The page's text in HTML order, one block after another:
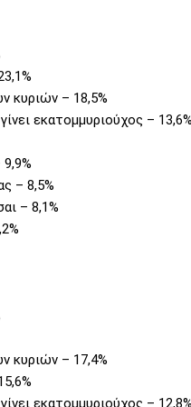
κυριών – 18,5%
εκατομμυριούχος –
– 8,5%
– 8,1%
κυριών – 17,4%
εκατομμυριούχος –